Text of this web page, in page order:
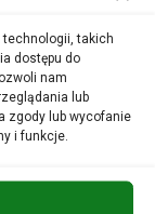
technologii, takich
dostępu do
nam
lub
zgody lub wycofanie
i funkcje.
h -moll op. 58